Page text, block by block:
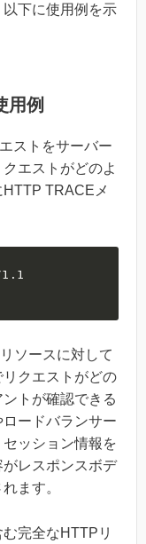
下に使用例を示
用例
ストをサーバー
エストがどのよ
TRACEメ
1.1
ソースに対して
リクエストがどの
トが確認できる
ードバランサー
ッション情報を
レスポンスボデ
ます。
完全なHTTPリ